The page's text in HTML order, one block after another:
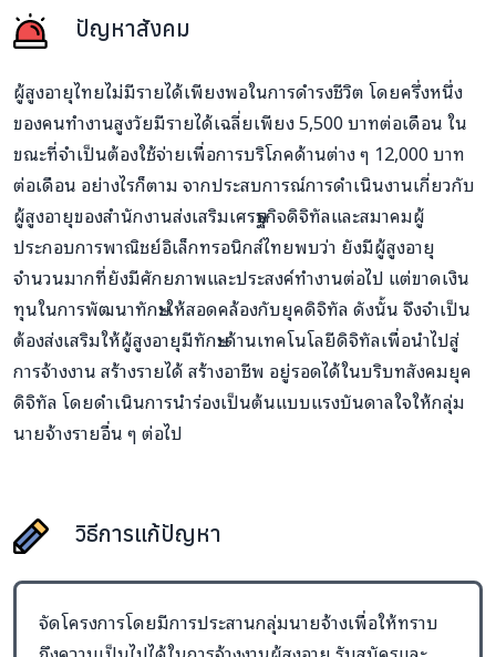
ปัญหาสังคม
ผู้สูงอายุไทยไม่มีรายได้เพียงพอในการดำรงชีวิต โดยครึ่งหนึ่ง
ของคนทำงานสูงวัยมีรายได้เฉลี่ยเพียง5,500บาทต่อเดือน ใน
ขณะที่จำเป็นต้องใช้จ่ายเพื่อการบริโภคด้านต่าง ๆ 12,000บาท
ต่อเดือน อย่างไรก็ตาม จากประสบการณ์การดำเนินงานเกี่ยวกับ
ผู้สูงอายุของสำนักงานส่งเสริมเศรษฐกิจดิจิทัลและสมาคมผู้
ประกอบการพาณิชย์อิเล็กทรอนิกส์ไทยพบว่า ยังมีผู้สูงอายุ
จำนวนมากที่ยังมีศักยภาพและประสงค์ทำงานต่อไป แต่ขาดเงิน
ทุนในการพัฒนาทักษะให้สอดคล้องกับยุคดิจิทัล ดังนั้น จึงจำเป็น
ต้องส่งเสริมให้ผู้สูงอายุมีทักษะด้านเทคโนโลยีดิจิทัลเพื่อนำไปสู่
การจ้างงาน สร้างรายได้ สร้างอาชีพ อยู่รอดได้ในบริบทสังคมยุค
ดิจิทัล โดยดำเนินการนำร่องเป็นต้นแบบแรงบันดาลใจให้กลุ่ม
นายจ้างรายอื่น ๆ ต่อไป
วิธีการแก้ปัญหา
จัดโครงการโดยมีการประสานกลุ่มนายจ้างเพื่อให้ทราบ